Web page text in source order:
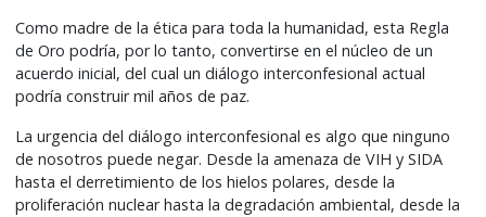
Como madre de la ética para toda la humanidad, esta Regla
de Oro podría, por lo tanto, convertirse en el núcleo de un
acuerdo inicial, del cual un diálogo interconfesional actual
podría construir mil años de paz.
La urgencia del diálogo interconfesional es algo que ninguno
de nosotros puede negar. Desde la amenaza de VIH y SIDA
hasta el derretimiento de los hielos polares, desde la
proliferación nuclear hasta la degradación ambiental, desde la